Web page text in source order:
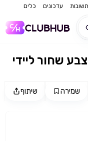
עדכונים כלים
שיתוף שמירה
שחור ליידי